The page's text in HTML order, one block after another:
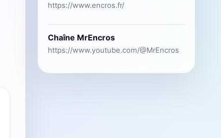
https://www.encros.fr/
Chaîne MrEncros
https://www.youtube.com/@MrEncros